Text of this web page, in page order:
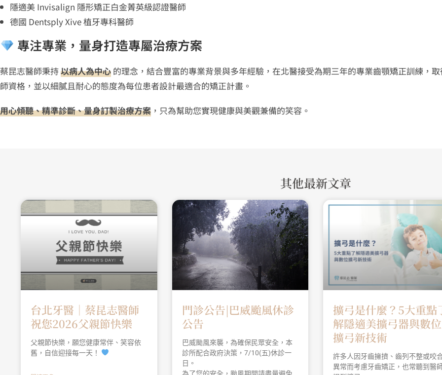
隱適美 Invisalign 隱形矯正白金菁英級認證醫師
德國 Dentsply Xive 植牙專科醫師
專注專業，量身打造專屬治療方案
蔡昆志醫師秉持以病人為中心 的理念，結合豐富的專業背景與多年經驗，在北醫接受為期三年的專業齒顎矯正訓練，
師資格，並以細膩且耐心的態度為每位患者設計最適合的矯正計畫。
用心傾聽、精準診斷、量身訂製治療方案 ，只為幫助您實現健康與美觀兼備的笑容。
其他最新文章
台北牙醫│蔡昆志醫師
祝您2026父親節快樂
父親節快樂，願您健康常伴、笑容依
舊，自信迎接每一天！
門診公告|巴威颱風休診
公告
巴威颱風來襲，為確保民眾安全，本
診所配合政府決策，7/10(五)休診一
日。
為了您的安全，颱風期間請盡量避免
擴弓是什麼？5大重點
解隱適美擴弓器與數位
擴弓新技術
許多人因牙齒擁擠、齒列不整或咬
異常而考慮牙齒矯正，也常聽到醫